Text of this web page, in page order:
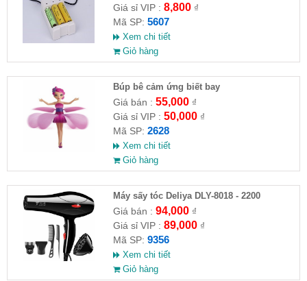
Giá sỉ VIP : 8,800₫
Mã SP: 5607
Xem chi tiết
Giỏ hàng
​Búp bê cảm ứng biết bay
Giá bán : 55,000₫
Giá sỉ VIP : 50,000₫
Mã SP: 2628
Xem chi tiết
Giỏ hàng
Máy sấy tóc Deliya DLY-8018 - 2200
Giá bán : 94,000₫
Giá sỉ VIP : 89,000₫
Mã SP: 9356
Xem chi tiết
Giỏ hàng